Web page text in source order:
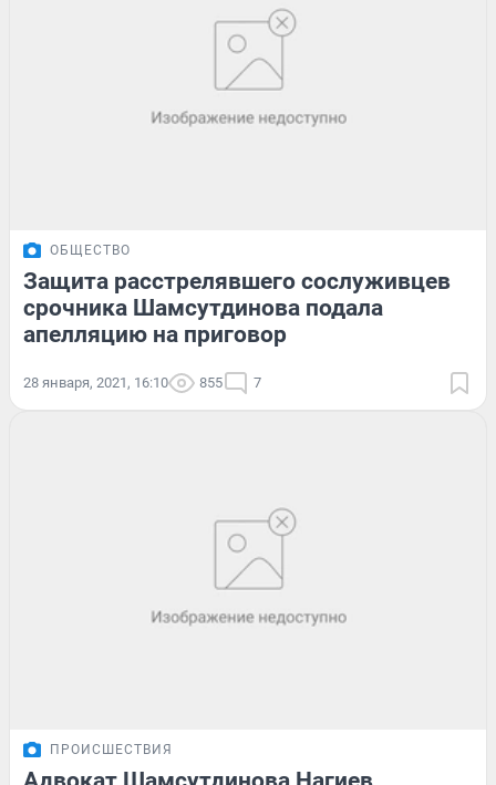
ОБЩЕСТВО
Защита расстрелявшего сослуживцев
срочника Шамсутдинова подала
апелляцию на приговор
28 января, 2021, 16:10 855 7
ПРОИСШЕСТВИЯ